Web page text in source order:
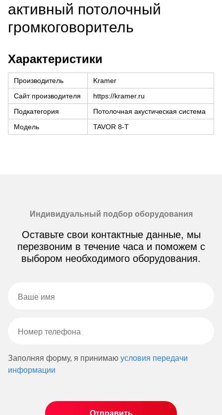
активный потолочный
громкоговоритель
Характеристики
Производитель
Kramer
Сайт производителя
https://kramer.ru
Подкатегория
Потолочная акустическая система
Модель
TAVOR 8-T
Индивидуальный подбор оборудования
Оставьте свои контактные данные, мы
перезвоним в течение часа и поможем с
выбором необходимого оборудования.
Заполняя форму, я принимаю условия передачи
информации